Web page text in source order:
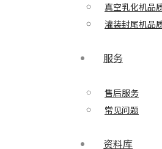
真空乳化机品
灌装封尾机品
服务
售后服务
常见问题
资料库